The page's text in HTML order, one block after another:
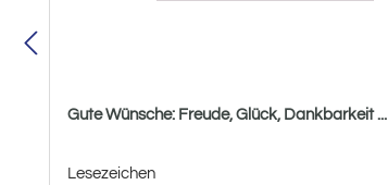
Gute Wünsche: Freude, Glück, Dankbarkeit ...
Lesezeichen